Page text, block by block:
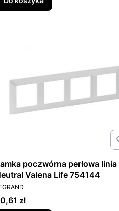
poczwórna perłowa linia
Valena Life 754144
zł